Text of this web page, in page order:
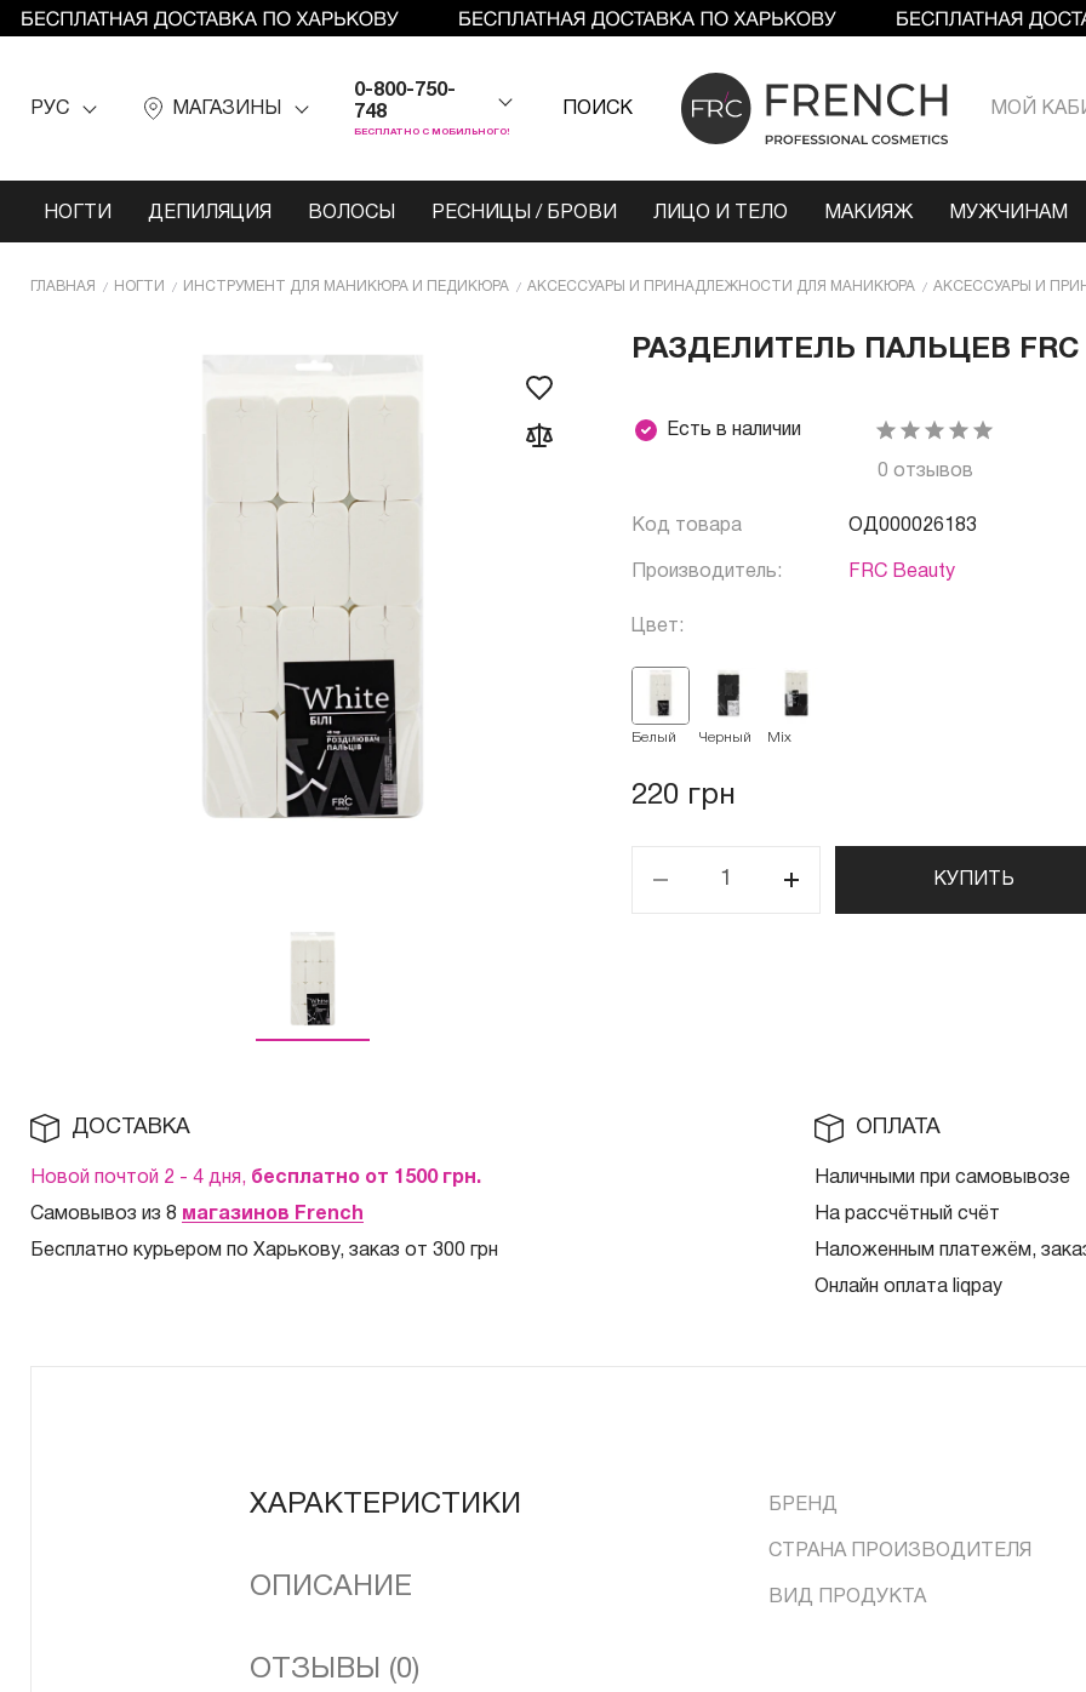
РУС МАГАЗИНЫ
0-800-750-
748
БЕСПЛАТНО С МОБИЛЬНОГО!
ПОИСК МОЙ
НОГТИ ДЕПИЛЯЦИЯ ВОЛОСЫ РЕСНИЦЫ / БРОВИ ЛИЦО И ТЕЛО МАКИЯЖ МУЖЧИНАМ
ГЛАВНАЯ НОГТИ ИНCТРУМЕНТ ДЛЯ МАНИКЮРА И ПЕДИКЮРА АКСЕССУАРЫ И ПРИНАДЛЕЖНОСТИ ДЛЯ МАНИКЮРА АКСЕССУАРЫ И
РАЗДЕЛИТЕЛЬ ПАЛЬЦЕВ FRC
Есть в наличии
0 отзывов
Код товара ОД000026183
Производитель: FRC Beauty
Цвет:
Белый Черный Mix
220 грн
КУПИТЬ
ДОСТАВКА
Новой почтой 2 - 4 дня, бесплатно от 1500 грн.
Самовывоз из 8 магазинов French
Бесплатно курьером по Харькову, заказ от 300 грн
ОПЛАТА
Наличными при самовывозе
На рассчётный счёт
Наложенным платежём,
Онлайн оплата liqpay
ХАРАКТЕРИСТИКИ
ОПИСАНИЕ
ОТЗЫВЫ (0)
БРЕНД
СТРАНА ПРОИЗВОДИТЕЛЯ
ВИД ПРОДУКТА